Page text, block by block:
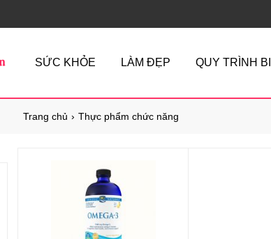
SỨC KHỎE LÀM ĐẸP QUY TRÌNH
Trang chủ Thực phẩm chức năng